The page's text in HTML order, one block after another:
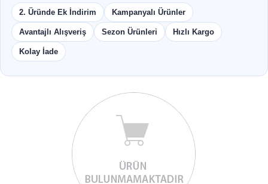
2. Üründe Ek İndirim Kampanyalı Ürünler
Avantajlı Alışveriş Sezon Ürünleri Hızlı Kargo
Kolay İade